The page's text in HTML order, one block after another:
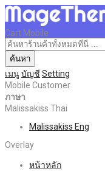
Cart Mobile
ค้นหา
เมนูบัญชี Setting
Mobile Customer
ภาษา
Malissakiss Thai
Malissakiss Eng
Overlay
หน้าหลัก